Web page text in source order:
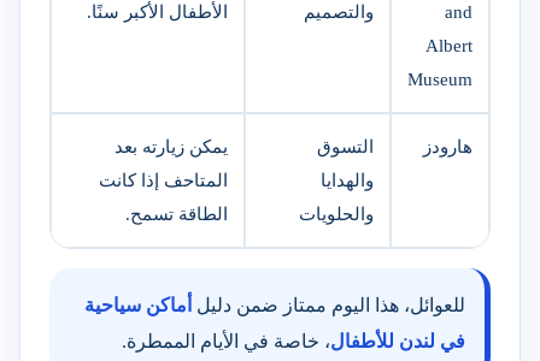
and
Albert
Museum
والتصميم
الأطفال الأكبر سنًا.
هارودز
التسوق
والهدايا
والحلويات
يمكن زيارته بعد
المتاحف إذا كانت
الطاقة تسمح.
للعوائل، هذا اليوم ممتاز ضمن دليل أماكن سياحية
في لندن للأطفال، خاصة في الأيام الممطرة.